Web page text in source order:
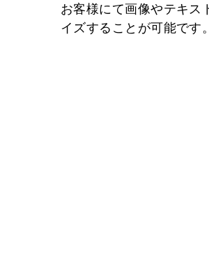
お客様にて画像やテキス
イズすることが可能です。